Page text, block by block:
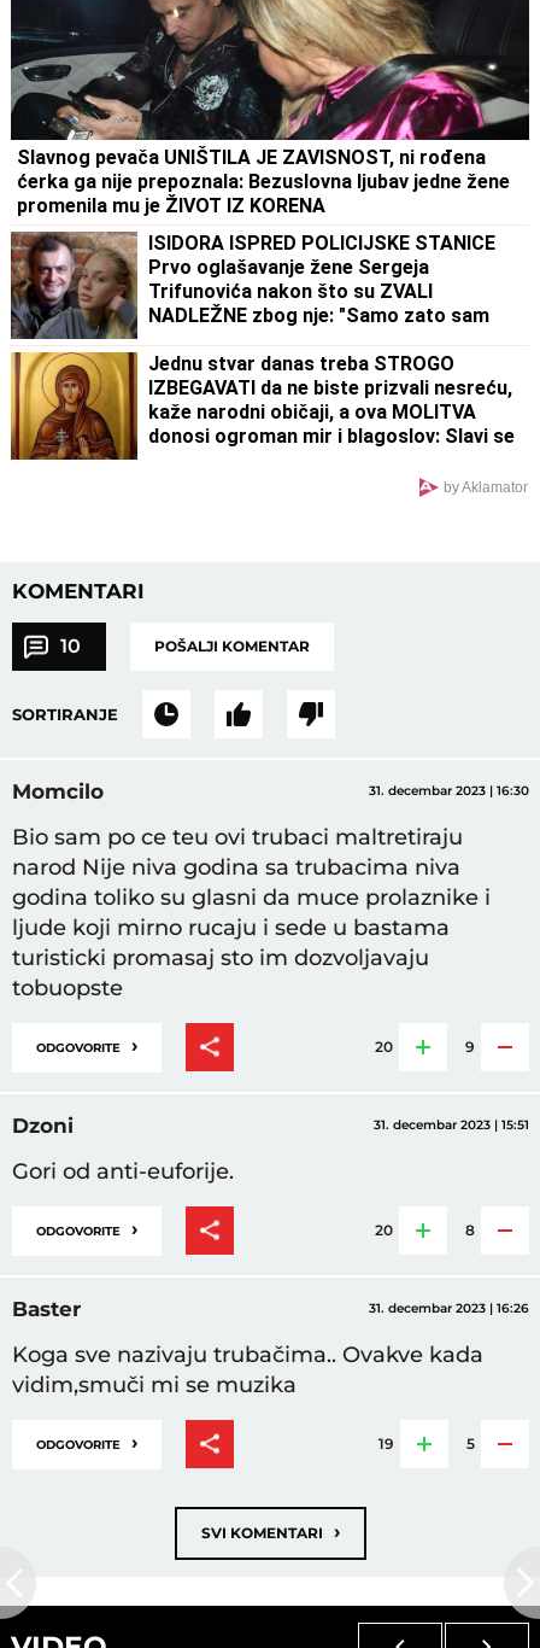
Slavnog pevača UNIŠTILA JE ZAVISNOST, ni rođena
ćerka ga nije prepoznala: Bezuslovna ljubav jedne žene
promenila mu je ŽIVOT IZ KORENA
ISIDORA ISPRED POLICIJSKE STANICE
Prvo oglašavanje žene Sergeja
Trifunovića nakon što su ZVALI
NADLEŽNE zbog nje: "Samo zato sam
došla"
Jednu stvar danas treba STROGO
IZBEGAVATI da ne biste prizvali nesreću,
kaže narodni običaji, a ova MOLITVA
donosi ogroman mir i blagoslov: Slavi se
by Aklamator
KOMENTARI
10 POŠALJI KOMENTAR
SORTIRANJE
Momcilo 31. decembar 2023 | 16:30
Bio sam po ce teu ovi trubaci maltretiraju
narod Nije niva godina sa trubacima niva
godina toliko su glasni da muce prolaznike i
ljude koji mirno rucaju i sede u bastama
turisticki promasaj sto im dozvoljavaju
tobuopste
ODGOVORITE › 20 9
Dzoni 31. decembar 2023 | 15:51
Gori od anti-euforije.
ODGOVORITE › 20 8
Baster 31. decembar 2023 | 16:26
Koga sve nazivaju trubačima.. Ovakve kada
vidim,smuči mi se muzika
ODGOVORITE › 19 5
SVI KOMENTARI ›